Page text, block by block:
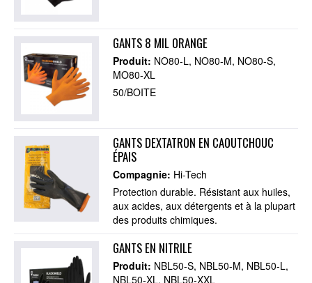
GANTS 8 MIL ORANGE
Produit: NO80-L NO80-M NO80-S
MO80-XL
50/BOITE
GANTS DEXTATRON EN CAOUTCHOUC
ÉPAIS
Compagnie: Hi-Tech
Protection durable. Résistant aux huiles,
aux acides, aux détergents et à la plupart
des produits chimiques.
GANTS EN NITRILE
Produit: NBL50-S NBL50-M NBL50-L
NBL50-XL NBL50-XXL